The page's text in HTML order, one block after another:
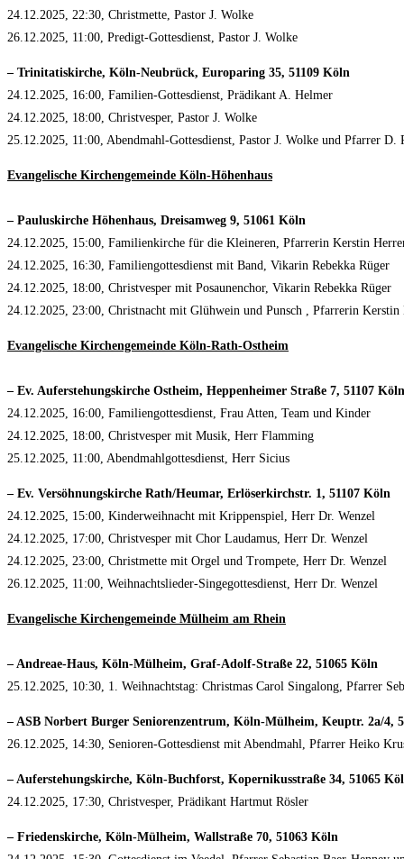
24.12.2025, 22:30, Christmette, Pastor J. Wolke
26.12.2025, 11:00, Predigt-Gottesdienst, Pastor J. Wolke
– Trinitatiskirche, Köln-Neubrück, Europaring 35, 51109 Köln
24.12.2025, 16:00, Familien-Gottesdienst, Prädikant A. Helmer
24.12.2025, 18:00, Christvesper, Pastor J. Wolke
25.12.2025, 11:00, Abendmahl-Gottesdienst, Pastor J. Wolke und Pfarrer D.
Evangelische Kirchengemeinde Köln-Höhenhaus
– Pauluskirche Höhenhaus, Dreisamweg 9, 51061 Köln
24.12.2025, 15:00, Familienkirche für die Kleineren, Pfarrerin Kerstin
24.12.2025, 16:30, Familiengottesdienst mit Band, Vikarin Rebekka Rüger
24.12.2025, 18:00, Christvesper mit Posaunenchor, Vikarin Rebekka Rüger
24.12.2025, 23:00, Christnacht mit Glühwein und Punsch , Pfarrerin
Evangelische Kirchengemeinde Köln-Rath-Ostheim
– Ev. Auferstehungskirche Ostheim, Heppenheimer Straße 7, 51107 Köln
24.12.2025, 16:00, Familiengottesdienst, Frau Atten, Team und Kinder
24.12.2025, 18:00, Christvesper mit Musik, Herr Flamming
25.12.2025, 11:00, Abendmahlgottesdienst, Herr Sicius
– Ev. Versöhnungskirche Rath/Heumar, Erlöserkirchstr. 1, 51107 Köln
24.12.2025, 15:00, Kinderweihnacht mit Krippenspiel, Herr Dr. Wenzel
24.12.2025, 17:00, Christvesper mit Chor Laudamus, Herr Dr. Wenzel
24.12.2025, 23:00, Christmette mit Orgel und Trompete, Herr Dr. Wenzel
26.12.2025, 11:00, Weihnachtslieder-Singegottesdienst, Herr Dr. Wenzel
Evangelische Kirchengemeinde Mülheim am Rhein
– Andreae-Haus, Köln-Mülheim, Graf-Adolf-Straße 22, 51065 Köln
25.12.2025, 10:30, 1. Weihnachtstag: Christmas Carol Singalong, Pfarrer
– ASB Norbert Burger Seniorenzentrum, Köln-Mülheim, Keuptr. 2a/4,
26.12.2025, 14:30, Senioren-Gottesdienst mit Abendmahl, Pfarrer Heiko
– Auferstehungskirche, Köln-Buchforst, Kopernikusstraße 34, 51065
24.12.2025, 17:30, Christvesper, Prädikant Hartmut Rösler
– Friedenskirche, Köln-Mülheim, Wallstraße 70, 51063 Köln